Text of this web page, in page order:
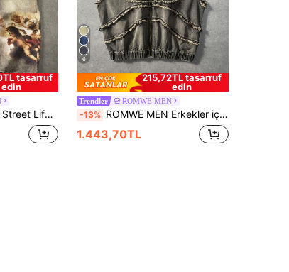
tasarruf
edin
Görünümlü Günlük Kot Pantolon
6
215,72TL tasarruf
edin
Trendler ROMWE MEN
-13% ROMWE MEN Erkekler için Şık Kapüşonlu Kolsuz Kot Bluz
1.443,70TL